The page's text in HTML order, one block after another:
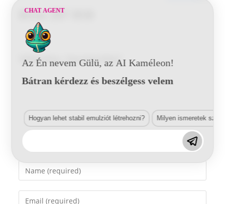
Bmw 287 BSB
Vélemény, hozzászólás?
Comment
Enter
your
name
Enter
CHAT AGENT
Az Én nevem Gülü, az AI Kaméleon!
Bátran kérdezz és beszélgess velem
Hogyan lehet stabil emulziót létrehozni? Milyen ismeretek